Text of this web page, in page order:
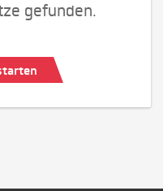
gefunden.